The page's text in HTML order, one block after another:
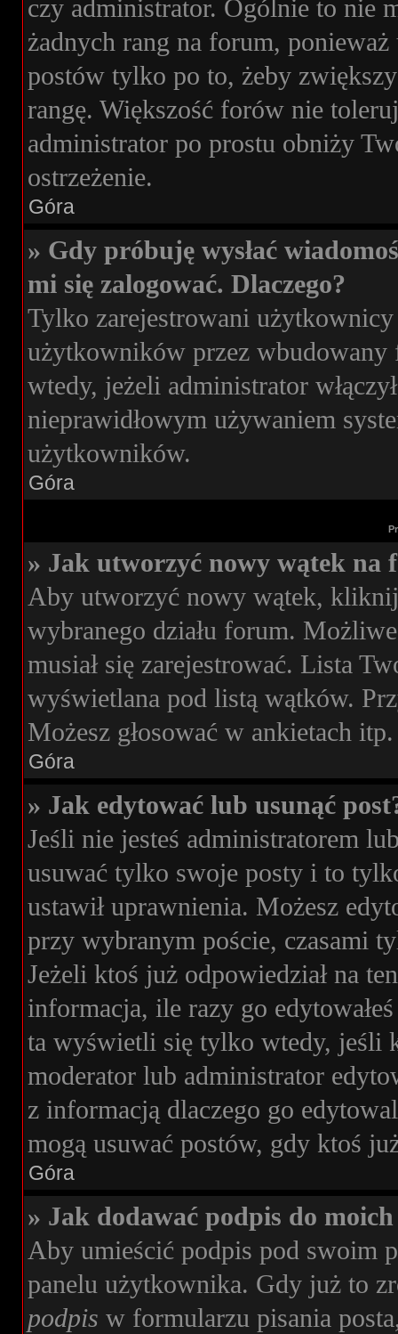
czy administrator. Ogólnie to nie
żadnych rang na forum,
postów tylko po to, żeby
rangę. Większość forów nie
administrator po prostu obniży
ostrzeżenie.
Góra
» Gdy próbuję wysłać
mi się zalogować. Dlaczego?
Tylko zarejestrowani
użytkowników przez
wtedy, jeżeli administrator
nieprawidłowym używaniem
użytkowników.
Góra
» Jak utworzyć nowy wątek na
Aby utworzyć nowy wątek,
wybranego działu forum.
musiał się zarejestrować. Lista
wyświetlana pod listą wątków.
Możesz głosować w ankietach itp.
Góra
» Jak edytować lub usunąć
Jeśli nie jesteś administratorem
usuwać tylko swoje posty i to
ustawił uprawnienia. Możesz
przy wybranym poście, czasami
Jeżeli ktoś już odpowiedział na
informacja, ile razy go
ta wyświetli się tylko wtedy, jeśli
moderator lub administrator
z informacją dlaczego go
mogą usuwać postów, gdy ktoś
Góra
» Jak dodawać podpis do
Aby umieścić podpis pod swoim
panelu użytkownika. Gdy już to
podpis w formularzu pisania